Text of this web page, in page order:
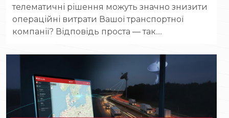
телематичні рішення можуть значно знизити
операційні витрати Вашої транспортної
компанії? Відповідь проста — так....